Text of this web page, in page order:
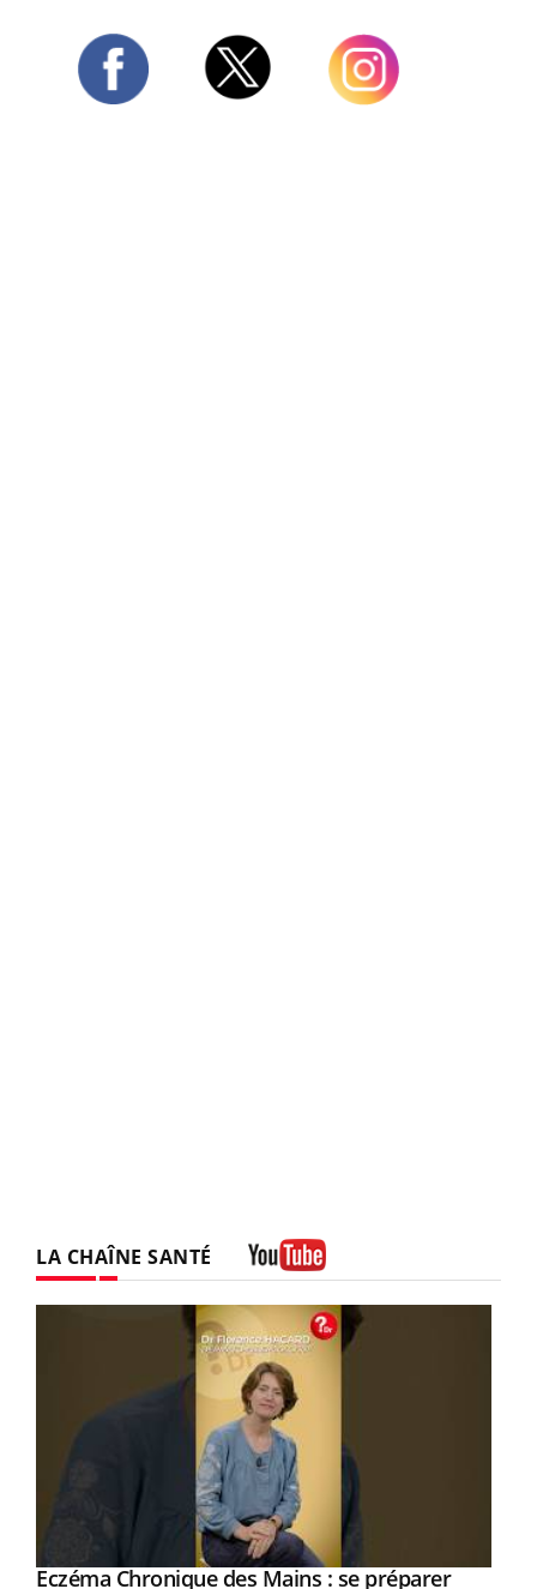
LA CHAÎNE SANTÉ
Youtube
Eczéma Chronique des Mains : se préparer